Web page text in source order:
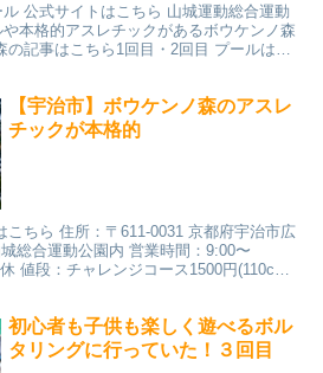
公式サイトはこちら 山城運動総合運動
本格的アスレチックがあるボウケンノ森
記事はこちら1回目・2回目 プールは事
【宇治市】ボウケンノ森のアスレ
チックが本格的
こちら 住所：〒611-0031 京都府宇治市広
総合運動公園内 営業時間：9:00〜
値段：チャレンジコース1500円(110cm
初心者も子供も楽しく遊べるボル
タリングに行っていた！３回目